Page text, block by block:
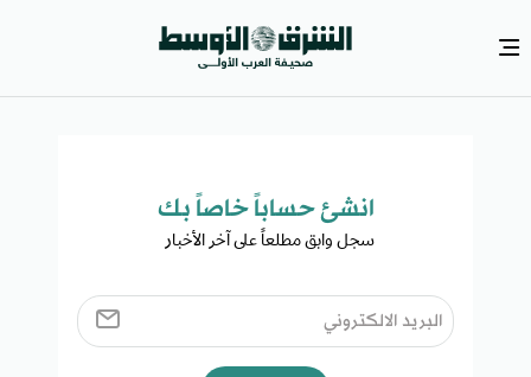
انشئ حساباً خاصاً بك​
سجل وابق مطلعاً على آخر الأخبار ​